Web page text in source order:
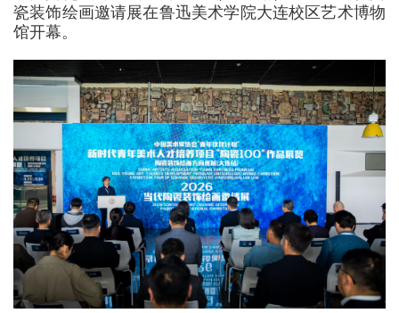
瓷装饰绘画邀请展在鲁迅美术学院大连校区艺术博物
馆开幕。